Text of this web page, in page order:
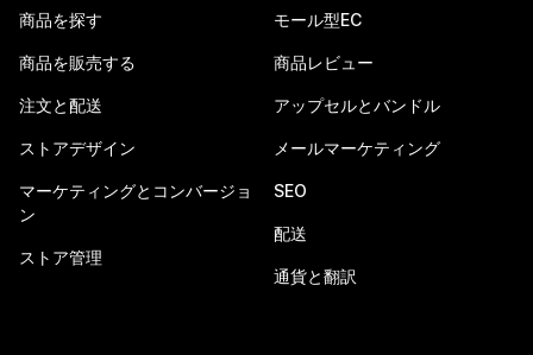
商品を探す
商品を販売する
注文と配送
ストアデザイン
マーケティングとコンバージョ
ン
ストア管理
モール型EC
商品レビュー
アップセルとバンドル
メールマーケティング
SEO
配送
通貨と翻訳